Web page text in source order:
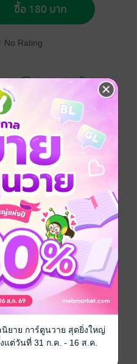
ซื้อ 180 บาท
No Rating
ติดตาม
ดใสเท่าโลกทั้งใบ
pdf
20 สิงหาคม 2566
92 หน้า
199 บาท (ประหยัด 9%)
ดูทั้งหมด
นิยาย การ์ตูนวาย สุดยิ่งใหญ่
ต่วันที่ 31 ก.ค. - 16 ส.ค.